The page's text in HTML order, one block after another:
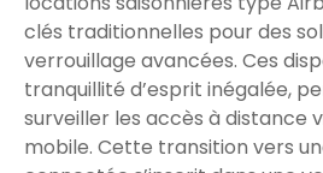
clés traditionnelles pour des
verrouillage avancées. Ces
tranquillité d’esprit inégalée,
surveiller les accès à distance
mobile. Cette transition vers